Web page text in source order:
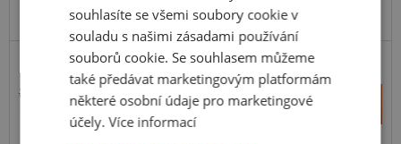
SCOOTER
3 036 Kč
1 589 Kč
+
souhlasíte se všemi soubory cookie v
souladu s našimi zásadami používání
souborů cookie. Se souhlasem můžeme
také předávat marketingovým platformám
některé osobní údaje pro marketingové
účely.Více informací